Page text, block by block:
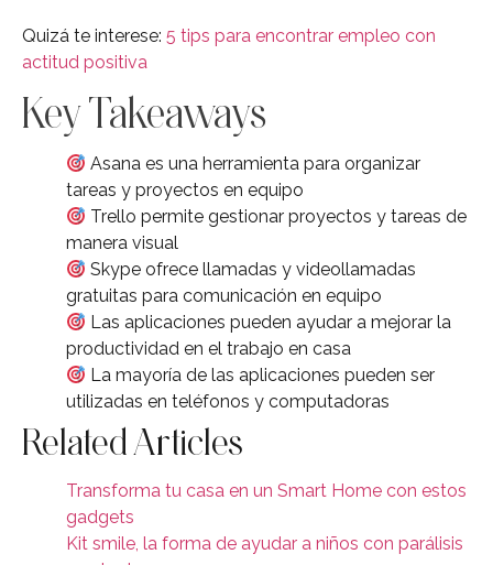
Quizá te interese: 5 tips para encontrar empleo con
actitud positiva
Key Takeaways
Asana es una herramienta para organizar
tareas y proyectos en equipo
Trello permite gestionar proyectos y tareas de
manera visual
Skype ofrece llamadas y videollamadas
gratuitas para comunicación en equipo
Las aplicaciones pueden ayudar a mejorar la
productividad en el trabajo en casa
La mayoría de las aplicaciones pueden ser
utilizadas en teléfonos y computadoras
Related Articles
Transforma tu casa en un Smart Home con estos
gadgets
Kit smile, la forma de ayudar a niños con parálisis